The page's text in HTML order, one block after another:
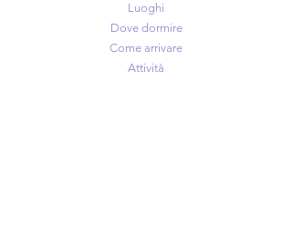
Luoghi
Dove dormire
Come arrivare
Attività